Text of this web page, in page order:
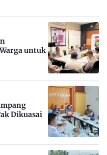
untuk
Dikuasai